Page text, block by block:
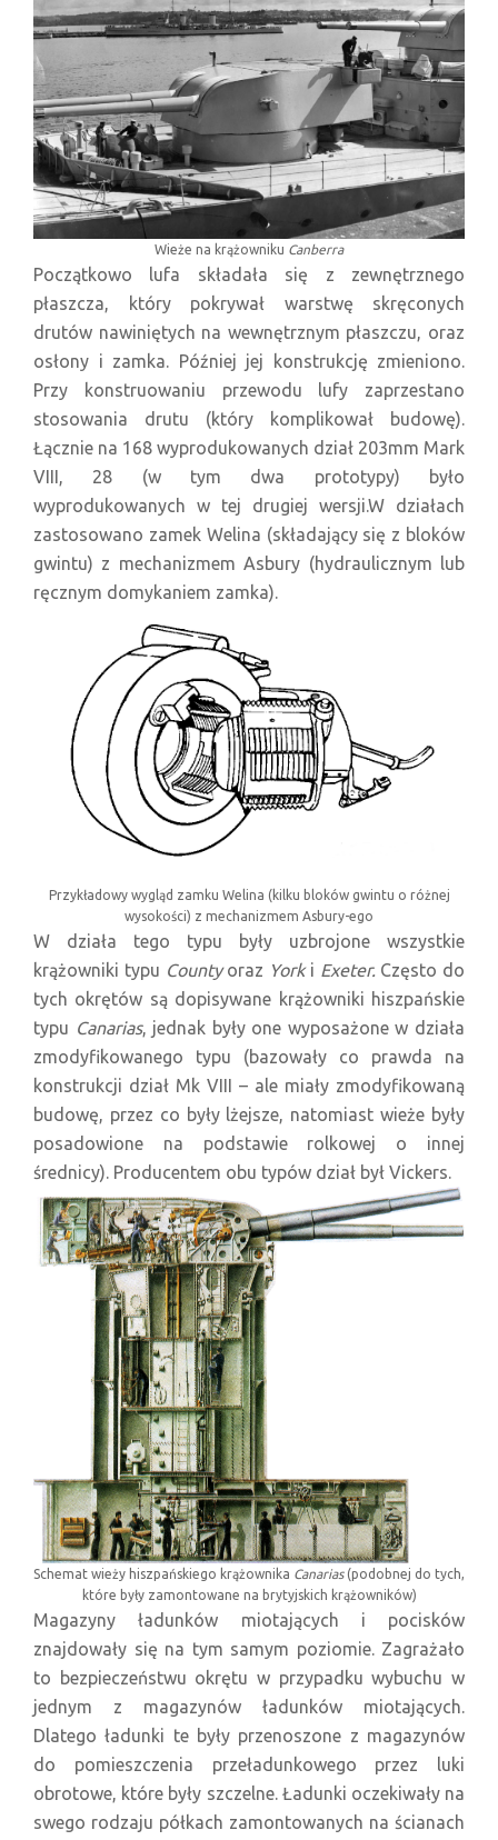
Wieże na krążowniku Canberra
Początkowo lufa składała się z zewnętrznego
płaszcza, który pokrywał warstwę skręconych
drutów nawiniętych na wewnętrznym płaszczu, oraz
osłony i zamka. Później jej konstrukcję zmieniono.
Przy konstruowaniu przewodu lufy zaprzestano
stosowania drutu (który komplikował budowę).
Łącznie na 168 wyprodukowanych dział 203mm Mark
VIII, 28 (w tym dwa prototypy) było
wyprodukowanych w tej drugiej wersji.W działach
zastosowano zamek Welina (składający się z bloków
gwintu) z mechanizmem Asbury (hydraulicznym lub
ręcznym domykaniem zamka).
Przykładowy wygląd zamku Welina (kilku bloków gwintu o różnej
wysokości) z mechanizmem Asbury-ego
W działa tego typu były uzbrojone wszystkie
krążowniki typu Countyoraz Yorki Exeter.Często do
tych okrętów są dopisywane krążowniki hiszpańskie
typu Canarias, jednak były one wyposażone w działa
zmodyfikowanego typu (bazowały co prawda na
konstrukcji dział Mk VIII – ale miały zmodyfikowaną
budowę, przez co były lżejsze, natomiast wieże były
posadowione na podstawie rolkowej o innej
średnicy). Producentem obu typów dział był Vickers.
Schemat wieży hiszpańskiego krążownika Canarias(podobnej do tych,
które były zamontowane na brytyjskich krążowników)
Magazyny ładunków miotających i pocisków
znajdowały się na tym samym poziomie. Zagrażało
to bezpieczeństwu okrętu w przypadku wybuchu w
jednym z magazynów ładunków miotających.
Dlatego ładunki te były przenoszone z magazynów
do pomieszczenia przeładunkowego przez luki
obrotowe, które były szczelne. Ładunki oczekiwały na
swego rodzaju półkach zamontowanych na ścianach